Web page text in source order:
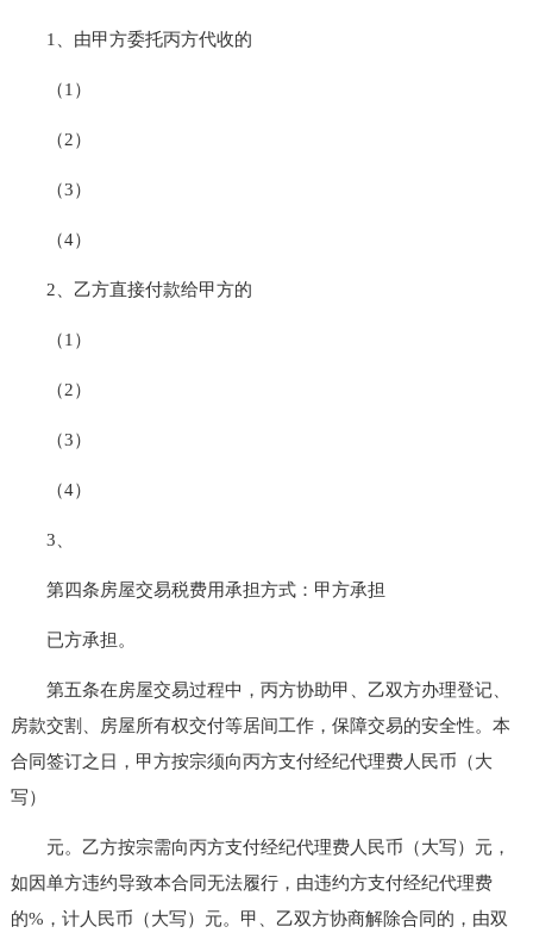
1、由甲方委托丙方代收的
（1）
（2）
（3）
（4）
2、乙方直接付款给甲方的
（1）
（2）
（3）
（4）
3、
第四条房屋交易税费用承担方式：甲方承担
已方承担。
第五条在房屋交易过程中，丙方协助甲、乙双方办理登记、
房款交割、房屋所有权交付等居间工作，保障交易的安全性。本
合同签订之日，甲方按宗须向丙方支付经纪代理费人民币（大
写）
元。乙方按宗需向丙方支付经纪代理费人民币（大写）元，
如因单方违约导致本合同无法履行，由违约方支付经纪代理费
的%，计人民币（大写）元。甲、乙双方协商解除合同的，由双